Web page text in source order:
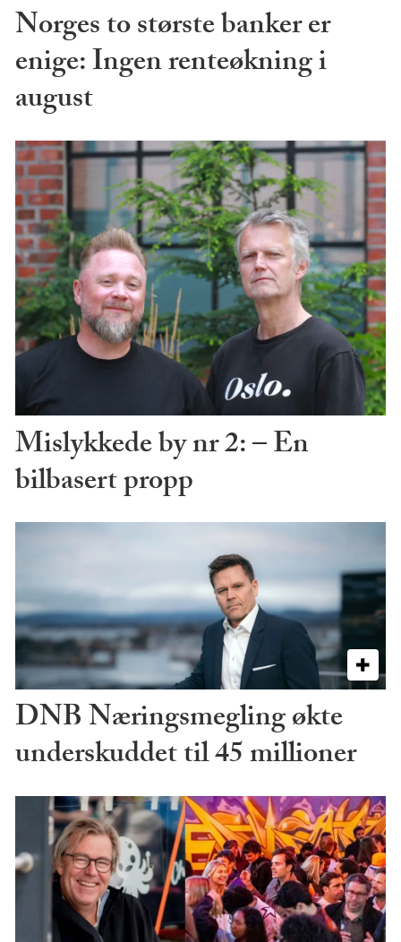
Norges to største banker er
enige: Ingen renteøkning i
august
Mislykkede by nr 2: – En
bilbasert propp
DNB Næringsmegling økte
underskuddet til 45 millioner